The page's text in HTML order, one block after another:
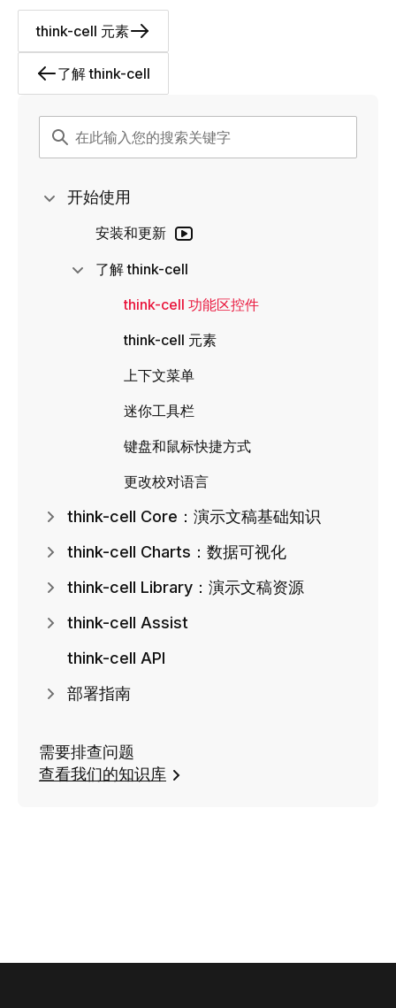
了解 think-cell
think-cell 元素
开始使用
安装和更新
了解 think-cell
think-cell 功能区控件
think-cell 元素
上下文菜单
迷你工具栏
键盘和鼠标快捷方式
更改校对语言
think-cell Core：演示文稿基础知识
think-cell Charts：数据可视化
think-cell Library：演示文稿资源
think-cell Assist
think-cell API
部署指南
需要排查问题
查看我们的知识库